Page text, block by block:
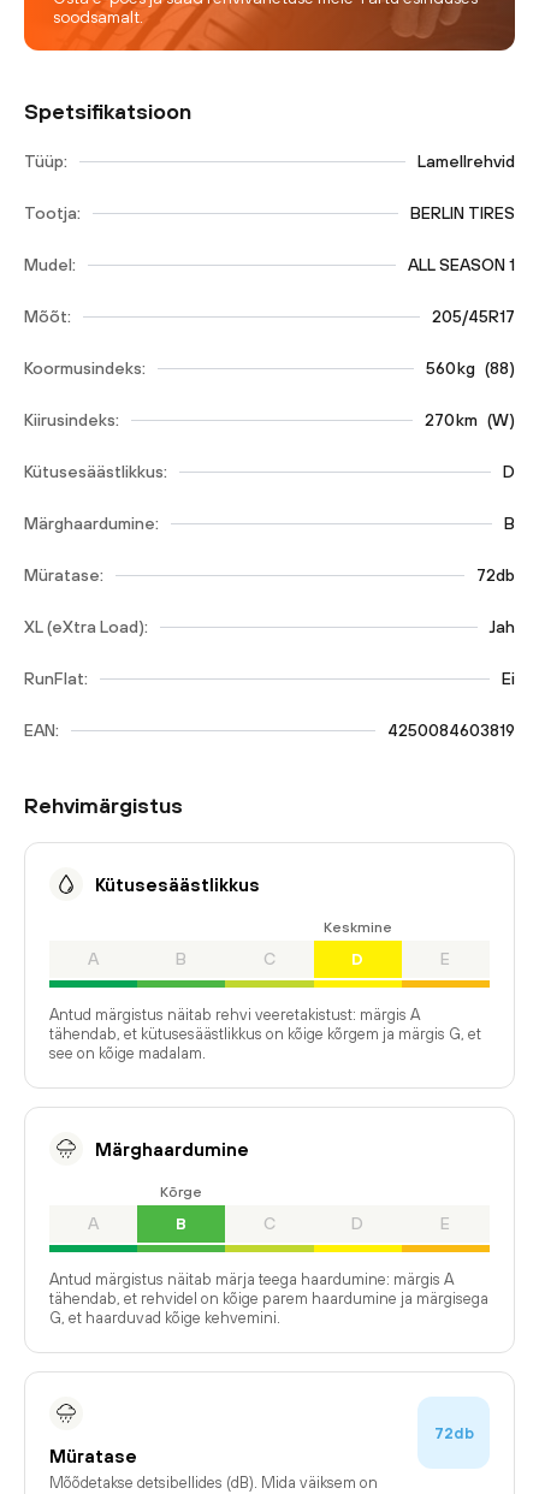
soodsamalt.
Spetsifikatsioon
Tüüp: Lamellrehvid
Tootja: BERLIN TIRES
Mudel: ALL SEASON 1
Mõõt: 205/45R17
Koormusindeks: 560kg (88)
Kiirusindeks: 270km (W)
Kütusesäästlikkus: D
Märghaardumine: B
Müratase: 72db
XL (eXtra Load): Jah
RunFlat: Ei
EAN: 4250084603819
Rehvimärgistus
Kütusesäästlikkus
A B C
Keskmine
D E
Antud märgistus näitab rehvi veeretakistust: märgis A
tähendab, et kütusesäästlikkus on kõige kõrgem ja märgis G, et
see on kõige madalam.
Märghaardumine
A
Kõrge
B C D E
Antud märgistus näitab märja teega haardumine: märgis A
tähendab, et rehvidel on kõige parem haardumine ja märgisega
G, et haarduvad kõige kehvemini.
Müratase
Mõõdetakse detsibellides (dB). Mida väiksem on
72db